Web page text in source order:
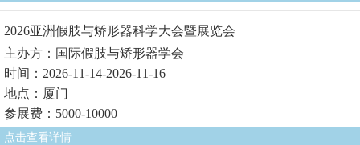
2026亚洲假肢与矫形器科学大会暨展览会
主办方：国际假肢与矫形器学会
时间：2026-11-14-2026-11-16
地点：厦门
参展费：5000-10000
点击查看详情